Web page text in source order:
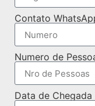
Contato
Numero de
Data de Chegada